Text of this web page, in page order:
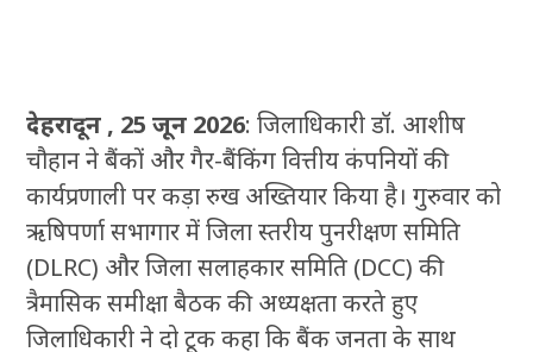
देहरादून , 25 जून 2026: जिलाधिकारी डॉ. आशीष
चौहान ने बैंकों और गैर-बैंकिंग वित्तीय कंपनियों की
कार्यप्रणाली पर कड़ा रुख अख्तियार किया है। गुरुवार को
ऋषिपर्णा सभागार में जिला स्तरीय पुनरीक्षण समिति
(DLRC) और जिला सलाहकार समिति (DCC) की
त्रैमासिक समीक्षा बैठक की अध्यक्षता करते हुए
जिलाधिकारी ने दो टूक कहा कि बैंक जनता के साथ